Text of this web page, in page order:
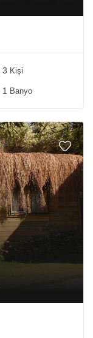
3 Kişi
1 Banyo